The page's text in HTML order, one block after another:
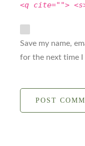
<q cite="">
Save my name,
for the next time I
POST